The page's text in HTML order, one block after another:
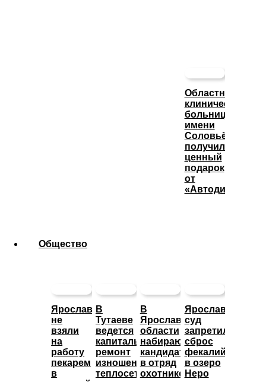
Областная
клиническая
больница
имени
Соловьёва
получила
ценный
подарок
от
«Автодизеля»
Общество
Ярославца
не
взяли
на
работу
пекарем
в
В
Тутаеве
ведется
капитальный
ремонт
изношенных
теплосетей
В
Ярославской
области
набирают
кандидатов
в отряд
охотников
Ярославский
суд
запретил
сброс
фекалий
в озеро
Неро